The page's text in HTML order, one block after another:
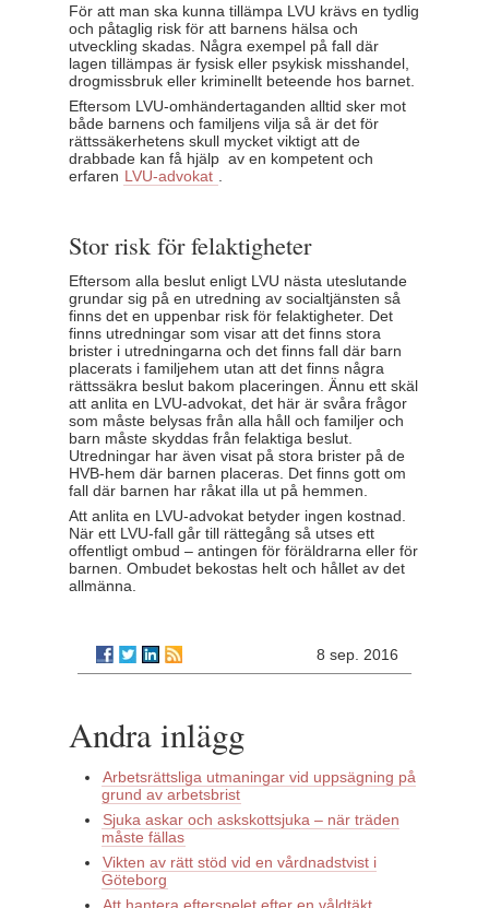
För att man ska kunna tillämpa LVU krävs en tydlig
och påtaglig risk för att barnens hälsa och
utveckling skadas. Några exempel på fall där
lagen tillämpas är fysisk eller psykisk misshandel,
drogmissbruk eller kriminellt beteende hos barnet.
Eftersom LVU-omhändertaganden alltid sker mot
både barnens och familjens vilja så är det för
rättssäkerhetens skull mycket viktigt att de
drabbade kan få hjälp av en kompetent och
erfaren LVU-advokat
Stor risk för felaktigheter
Eftersom alla beslut enligt LVU nästa uteslutande
grundar sig på en utredning av socialtjänsten så
finns det en uppenbar risk för felaktigheter. Det
finns utredningar som visar att det finns stora
brister i utredningarna och det finns fall där barn
placerats i familjehem utan att det finns några
rättssäkra beslut bakom placeringen. Ännu ett skäl
att anlita en LVU-advokat, det här är svåra frågor
som måste belysas från alla håll och familjer och
barn måste skyddas från felaktiga beslut.
Utredningar har även visat på stora brister på de
HVB-hem där barnen placeras. Det finns gott om
fall där barnen har råkat illa ut på hemmen.
Att anlita en LVU-advokat betyder ingen kostnad.
När ett LVU-fall går till rättegång så utses ett
offentligt ombud – antingen för föräldrarna eller för
barnen. Ombudet bekostas helt och hållet av det
allmänna.
8 sep. 2016
Andra inlägg
Arbetsrättsliga utmaningar vid uppsägning på
grund av arbetsbrist
Sjuka askar och askskottsjuka – när träden
måste fällas
Vikten av rätt stöd vid en vårdnadstvist i
Göteborg